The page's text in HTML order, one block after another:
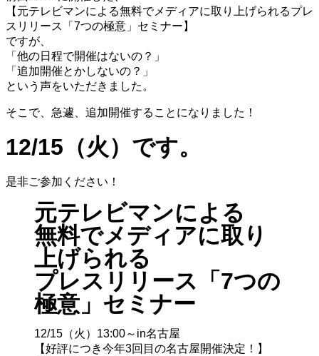
【元テレビマンによる無料でメディアに取り上げられるプレ
スリリース「7つの極意」セミナー】
ですが、
「他の日程で開催はないの？」
「追加開催とかしないの？」
という声をいただきました。
そこで、急遽、追加開催することになりました！
12/15（火）です。
是非ご参加ください！
元テレビマンによる
無料でメディアに取り
上げられる
プレスリリース「7つの
極意」セミナー
12/15（火）13:00～in名古屋
【好評につき今年3回目の名古屋開催決定！】